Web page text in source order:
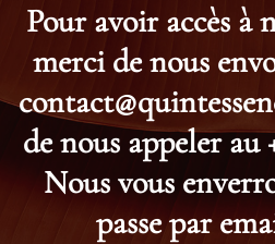
Pour avoir accès à
merci de nous
de nous appeler au
Nous vous
passe par